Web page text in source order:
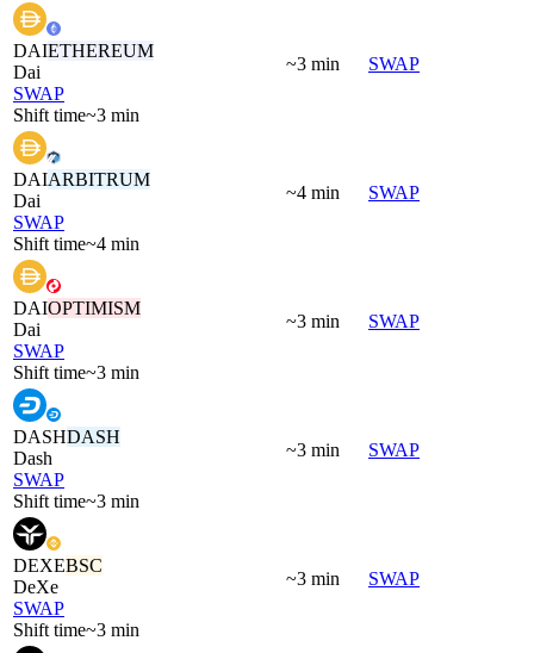
DAIETHEREUM
Dai
SWAP
Shift time~3 min
~3 min SWAP
DAIARBITRUM
Dai
SWAP
Shift time~4 min
~4 min SWAP
DAIOPTIMISM
Dai
SWAP
Shift time~3 min
~3 min SWAP
DASHDASH
Dash
SWAP
Shift time~3 min
~3 min SWAP
DEXEBSC
DeXe
SWAP
Shift time~3 min
~3 min SWAP